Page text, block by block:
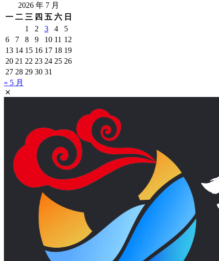
2026 年 7 月
一 二 三 四 五 六 日
1
2 3 4
5
6
7 8 9 10 11 12
13 14 15 16 17 18 19
20 21 22 23 24 25 26
27 28 29 30 31
« 5 月